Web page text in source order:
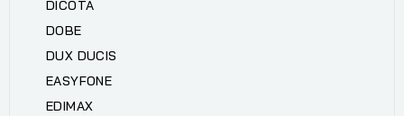
DICOTA
DOBE
DUX DUCIS
EASYFONE
EDIMAX